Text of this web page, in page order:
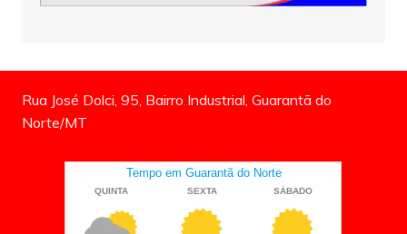
Rua José Dolci, 95, Bairro Industrial, Guarantã do
Norte/MT